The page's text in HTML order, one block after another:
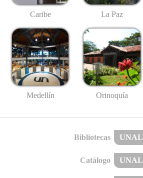
Caribe La Paz
Medellín Orinoquía
Bibliotecas UNAL
Catálogo UNAL